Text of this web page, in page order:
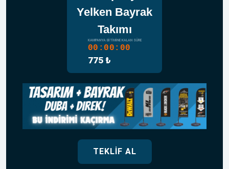
Yelken Bayrak
Takımı
KAMPANYA BITIMINE KALAN SÜRE
00:00:00
775 ₺
TEKLIF AL